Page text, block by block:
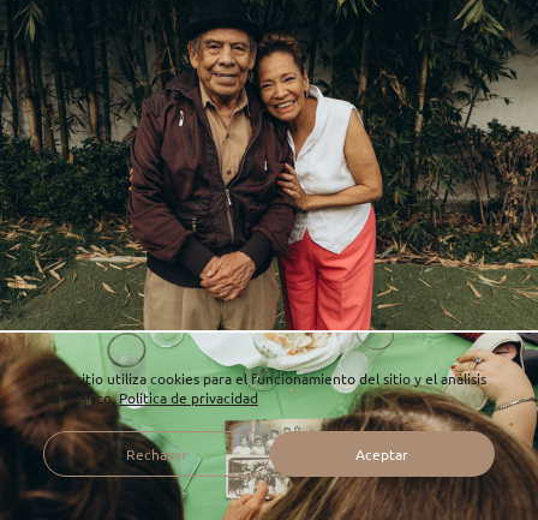
Este sitio utiliza cookies para el funcionamiento del sitio y el análisis
del tráfico.Política de privacidad
Rechazar Aceptar